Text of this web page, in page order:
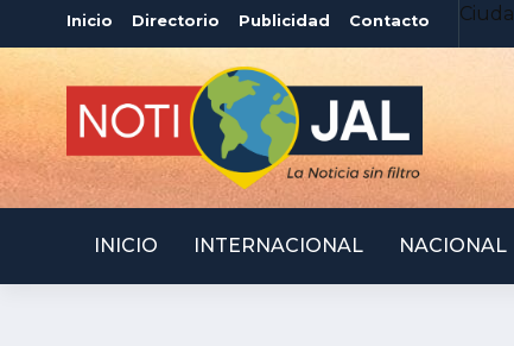
Inicio Directorio Publicidad Contacto
INICIO INTERNACIONAL NACIONAL